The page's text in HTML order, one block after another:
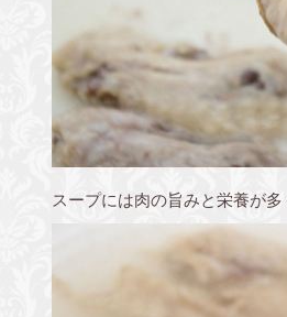
スープには肉の旨みと栄養が